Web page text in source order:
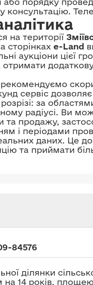
на території
сторінках e-Land
аукціони цієї
отримати
сервіс
за
радіусі. Ви
та продажу,
і періодами
даних. Це
та приймати
84576
ділянки
на 14 років,